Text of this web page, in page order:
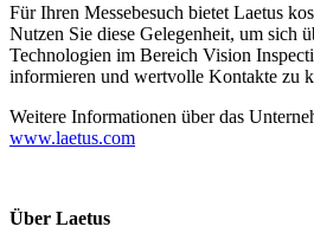
Für Ihren Messebesuch bietet Laetus
Nutzen Sie diese Gelegenheit, um sich
Technologien im Bereich Vision
informieren und wertvolle Kontakte zu
Weitere Informationen über das
www.laetus.com
Über Laetus